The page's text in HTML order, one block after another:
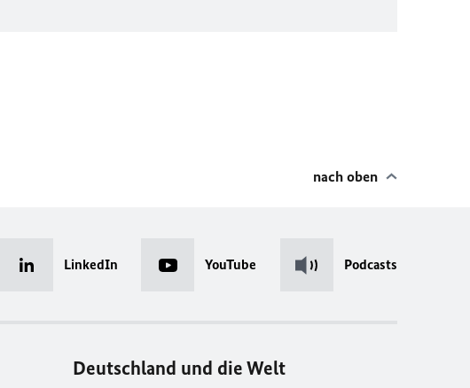
nach oben
LinkedIn YouTube Podcasts
Deutschland und die Welt